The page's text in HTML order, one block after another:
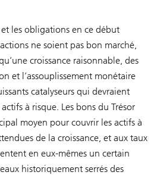
les obligations en ce début
ne soient pas bon marché,
croissance raisonnable, des
et l’assouplissement monétaire
catalyseurs qui devraient
à risque. Les bons du Trésor
moyen pour couvrir les actifs à
de la croissance, et aux taux
en eux-mêmes un certain
historiquement serrés des